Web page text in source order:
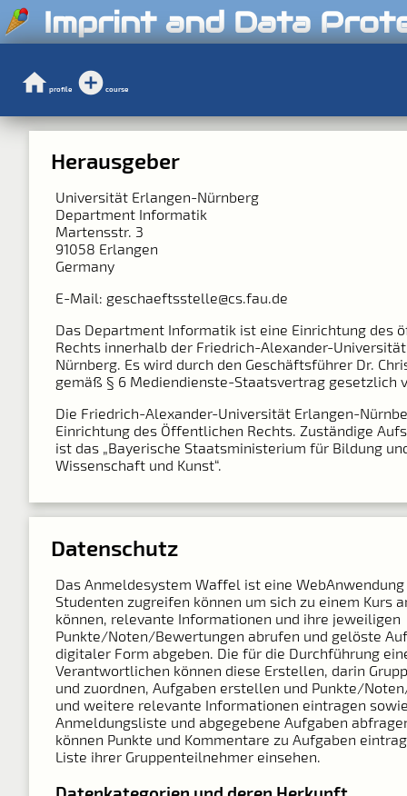
Imprint and Data
profile course
Herausgeber
Universität Erlangen-Nürnberg
Department Informatik
Martensstr. 3
91058 Erlangen
Germany
E-Mail: geschaeftsstelle@cs.fau.de
Das Department Informatik ist eine Einrichtung des
Rechts innerhalb der Friedrich-Alexander-
Nürnberg. Es wird durch den Geschäftsführer Dr.
gemäß § 6 Mediendienste-Staatsvertrag gesetzlich
Die Friedrich-Alexander-Universität Erlangen-
Einrichtung des Öffentlichen Rechts. Zuständige
ist das „Bayerische Staatsministerium für Bildung
Wissenschaft und Kunst“.
Datenschutz
Das Anmeldesystem Waffel ist eine
Studenten zugreifen können um sich zu einem Kurs
können, relevante Informationen und ihre jeweiligen
Punkte/Noten/Bewertungen abrufen und gelöste
digitaler Form abgeben. Die für die Durchführung
Verantwortlichen können diese Erstellen, darin
und zuordnen, Aufgaben erstellen und Punkte/
und weitere relevante Informationen eintragen
Anmeldungsliste und abgegebene Aufgaben
können Punkte und Kommentare zu Aufgaben
Liste ihrer Gruppenteilnehmer einsehen.